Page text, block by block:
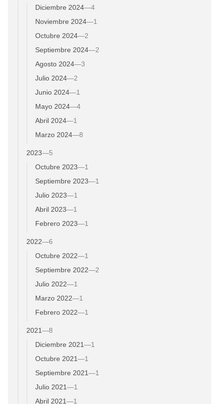
Diciembre 2024—4
Noviembre 2024—1
Octubre 2024—2
Septiembre 2024—2
Agosto 2024—3
Julio 2024—2
Junio 2024—1
Mayo 2024—4
Abril 2024—1
Marzo 2024—8
2023—5
Octubre 2023—1
Septiembre 2023—1
Julio 2023—1
Abril 2023—1
Febrero 2023—1
2022—6
Octubre 2022—1
Septiembre 2022—2
Julio 2022—1
Marzo 2022—1
Febrero 2022—1
2021—8
Diciembre 2021—1
Octubre 2021—1
Septiembre 2021—1
Julio 2021—1
Abril 2021—1